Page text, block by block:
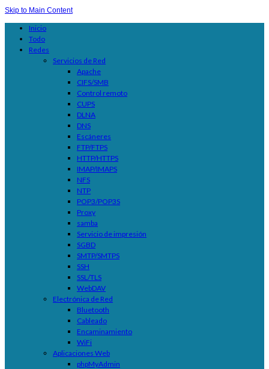
Skip to Main Content
Inicio
Todo
Redes
Servicios de Red
Apache
CIFS/SMB
Control remoto
CUPS
DLNA
DNS
Escáneres
FTP/FTPS
HTTP/HTTPS
IMAP/IMAPS
NFS
NTP
POP3/POP3S
Proxy
samba
Servicio de impresión
SGBD
SMTP/SMTPS
SSH
SSL/TLS
WebDAV
Electrónica de Red
Bluetooth
Cableado
Encaminamiento
WiFi
Aplicaciones Web
phpMyAdmin